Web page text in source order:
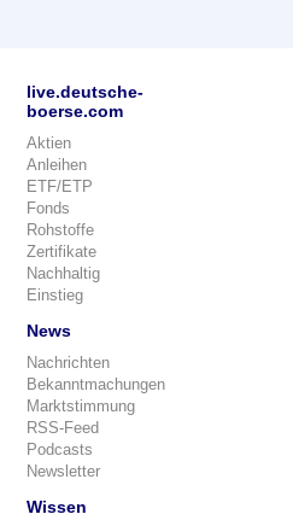
live.deutsche-
boerse.com
Aktien
Anleihen
ETF/ETP
Fonds
Rohstoffe
Zertifikate
Nachhaltig
Einstieg
News
Nachrichten
Bekanntmachungen
Marktstimmung
RSS-Feed
Podcasts
Newsletter
Wissen